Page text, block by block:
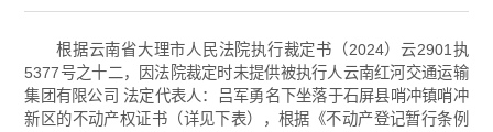
根据云南省大理市人民法院执行裁定书（2024）云2901执
5377号之十二，因法院裁定时未提供被执行人云南红河交通运输
集团有限公司 法定代表人：吕军勇名下坐落于石屏县哨冲镇哨冲
新区的不动产权证书（详见下表），根据《不动产登记暂行条例